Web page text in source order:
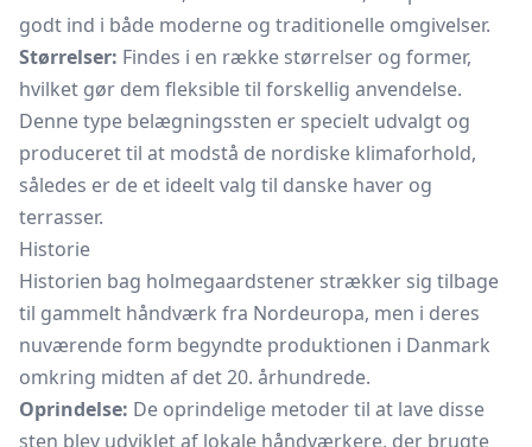
godt ind i både moderne og traditionelle omgivelser.
Størrelser: Findes i en række størrelser og former,
hvilket gør dem fleksible til forskellig anvendelse.
Denne type belægningssten er specielt udvalgt og
produceret til at modstå de nordiske klimaforhold,
således er de et ideelt valg til danske haver og
terrasser.
Historie
Historien bag holmegaardstener strækker sig tilbage
til gammelt håndværk fra Nordeuropa, men i deres
nuværende form begyndte produktionen i Danmark
omkring midten af det 20. århundrede.
Oprindelse: De oprindelige metoder til at lave disse
sten blev udviklet af lokale håndværkere, der brugte